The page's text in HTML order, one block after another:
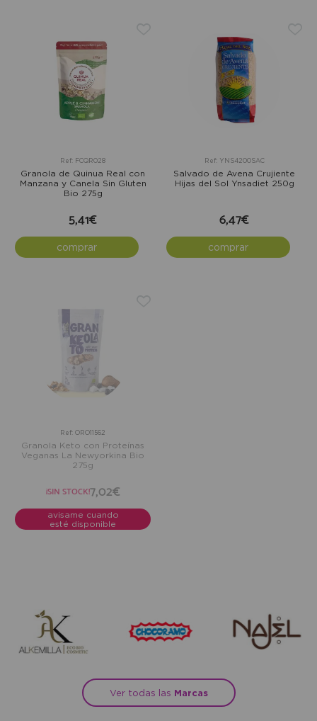
Ref: FCQR028
Granola de Quinua Real con
Manzana y Canela Sin Gluten
Bio 275g
5,41€
comprar
Ref: YNS4200SAC
Salvado de Avena Crujiente
Hijas del Sol Ynsadiet 250g
6,47€
comprar
Ref: ORO11562
Granola Keto con Proteínas
Veganas La Newyorkina Bio
275g
¡SIN STOCK!7,02€
avisame cuando
esté disponible
Ver todas las Marcas